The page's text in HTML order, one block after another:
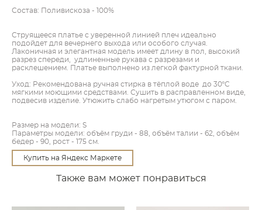
Состав: Поливискоза - 100%
Струящееся платье с уверенной линией плеч идеально
подойдет для вечернего выхода или особого случая.
Лаконичная и элегантная модель имеет длину в пол, высокий
разрез спереди, удлиненные рукава с разрезами и
расклешением. Платье выполнено из легкой фактурной ткани.
Уход: Рекомендована ручная стирка в тёплой воде до 30ºC
мягкими моющими средствами. Сушить в расправленном виде,
подвесив изделие. Утюжить слабо нагретым утюгом с паром.
Размер на модели: S
Параметры модели: объём груди - 88, объём талии - 62, объём
бедер - 90, рост - 175 см.
Купить на Яндекс Маркете
Также вам может понравиться